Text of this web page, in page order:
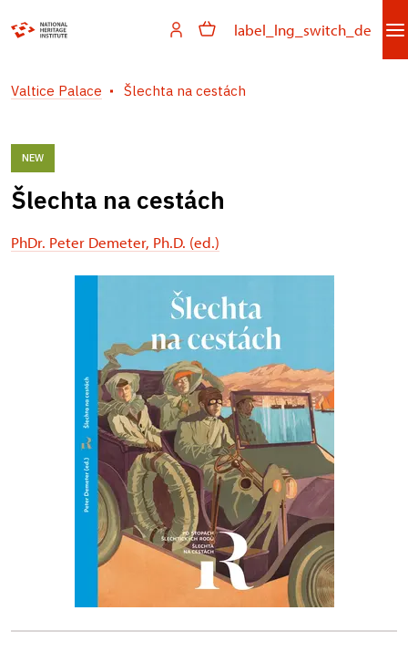
label_lng_switch_de
Valtice Palace Šlechta na cestách
NEW
Šlechta na cestách
PhDr. Peter Demeter, Ph.D. (ed.)